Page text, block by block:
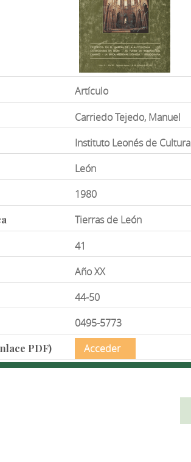
Artículo
Carriedo Tejedo, Manuel
Instituto Leonés de Cultura
León
1980
Tierras de León
41
Año XX
44-50
0495-5773
PDF) Acceder